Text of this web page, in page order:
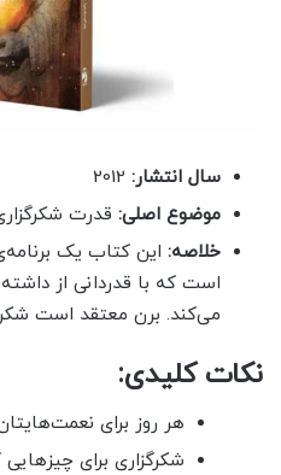
سال انتشار:
موضوع اصلی: قدرت
خلاصه:
است که با قدردانی از
می‌کند. برن معتقد است
نکات کلیدی:
هر روز برای
شکرگزاری برای